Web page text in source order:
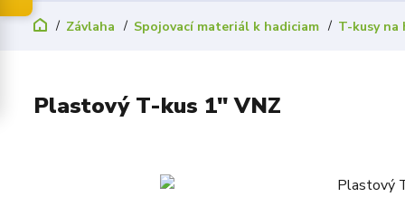
Závlaha Spojovací materiál k hadiciam T-kusy na
Plastový T-kus 1" VNZ